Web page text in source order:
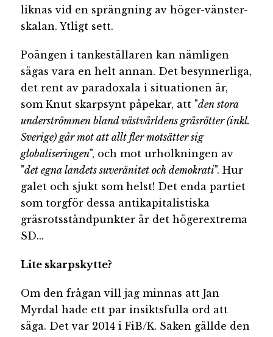
liknas vid en sprängning av höger-vänster-
skalan. Ytligt sett.
Poängen i tankeställaren kan nämligen
sägas vara en helt annan. Det besynnerliga,
det rent av paradoxala i situationen är,
som Knut skarpsynt påpekar, att "den stora
underströmmen bland västvärldens gräsrötter (inkl.
Sverige) går mot att allt fler motsätter sig
globaliseringen", och mot urholkningen av
"det egna landets suveränitet och demokrati". Hur
galet och sjukt som helst! Det enda partiet
som torgför dessa antikapitalistiska
gräsrotsståndpunkter är det högerextrema
SD...
Lite skarpskytte?
Om den frågan vill jag minnas att Jan
Myrdal hade ett par insiktsfulla ord att
säga. Det var 2014 i FiB/K. Saken gällde den